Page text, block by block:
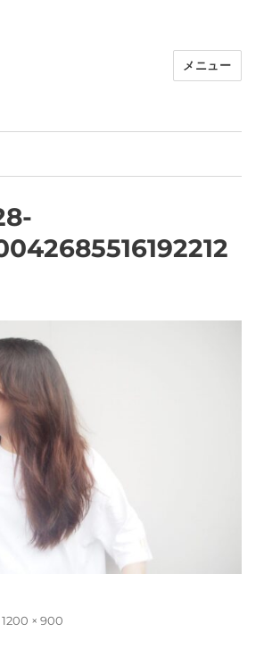
/今泉/薬院の美容室｜moi
大人の本気ケアサロン｜オ
イト｜福岡天神エリアで
深夜24時まで営業｜天然
ナ｜湯シャン｜
メニュー
フ
1200 × 900